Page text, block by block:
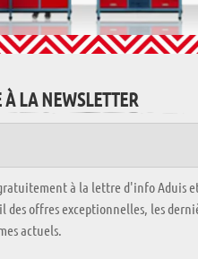
LA NEWSLETTER
à la lettre d'info Aduis
des offres exceptionnelles, les
actuels.